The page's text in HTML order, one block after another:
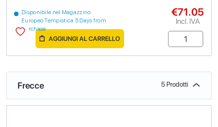
Disponibile nel Magazzino
Europeo Tempistica 5 Days from
purchase
€71.05
Incl. IVA
AGGIUNGI AL CARRELLO
Frecce 5 Prodotti